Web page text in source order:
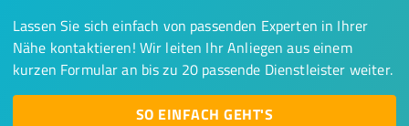
Lassen Sie sich einfach von passenden Experten in Ihrer
Nähe kontaktieren! Wir leiten Ihr Anliegen aus einem
kurzen Formular an bis zu 20 passende Dienstleister weiter.
SO EINFACH GEHT'S